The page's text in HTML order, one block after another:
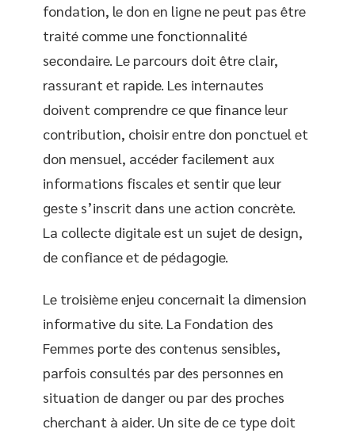
fondation, le don en ligne ne peut pas être
traité comme une fonctionnalité
secondaire. Le parcours doit être clair,
rassurant et rapide. Les internautes
doivent comprendre ce que finance leur
contribution, choisir entre don ponctuel et
don mensuel, accéder facilement aux
informations fiscales et sentir que leur
geste s’inscrit dans une action concrète.
La collecte digitale est un sujet de design,
de confiance et de pédagogie.
Le troisième enjeu concernait la dimension
informative du site. La Fondation des
Femmes porte des contenus sensibles,
parfois consultés par des personnes en
situation de danger ou par des proches
cherchant à aider. Un site de ce type doit